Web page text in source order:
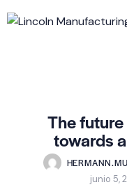
The
towards
junio 5,